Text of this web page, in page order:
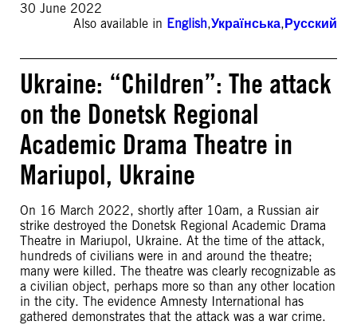
30 June 2022
Also available in English,Українська,Русский
Ukraine: “Children”: The attack
on the Donetsk Regional
Academic Drama Theatre in
Mariupol, Ukraine
On 16 March 2022, shortly after 10am, a Russian air
strike destroyed the Donetsk Regional Academic Drama
Theatre in Mariupol, Ukraine. At the time of the attack,
hundreds of civilians were in and around the theatre;
many were killed. The theatre was clearly recognizable as
a civilian object, perhaps more so than any other location
in the city. The evidence Amnesty International has
gathered demonstrates that the attack was a war crime.